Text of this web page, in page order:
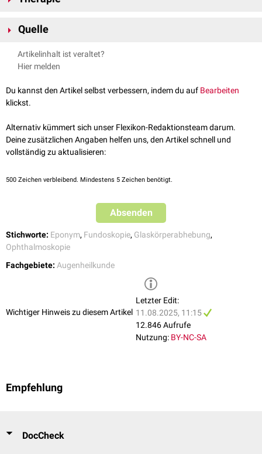
Anheftungsstelle und "schwebt" vor der Netzhaut, wo sie unter
bestimmten Bedingungen wahrgenommen werden kann. Dies wird oft
als sehr störend empfunden.
zum Einsatz.
Quelle
Atlas of Ophthalmology
Artikelinhalt ist veraltet?
Hier melden
Du kannst den Artikel selbst verbessern, indem du auf Bearbeiten
klickst.
Alternativ kümmert sich unser Flexikon-Redaktionsteam darum.
Deine zusätzlichen Angaben helfen uns, den Artikel schnell und
vollständig zu aktualisieren:
500 Zeichen verbleibend. Mindestens 5 Zeichen benötigt.
Absenden
Stichworte: Eponym, Fundoskopie, Glaskörperabhebung,
Ophthalmoskopie
Fachgebiete: Augenheilkunde
Wichtiger Hinweis zu diesem Artikel
Letzter Edit:
11.08.2025, 11:15
12.846 Aufrufe
Nutzung: BY-NC-SA
Empfehlung
DocCheck